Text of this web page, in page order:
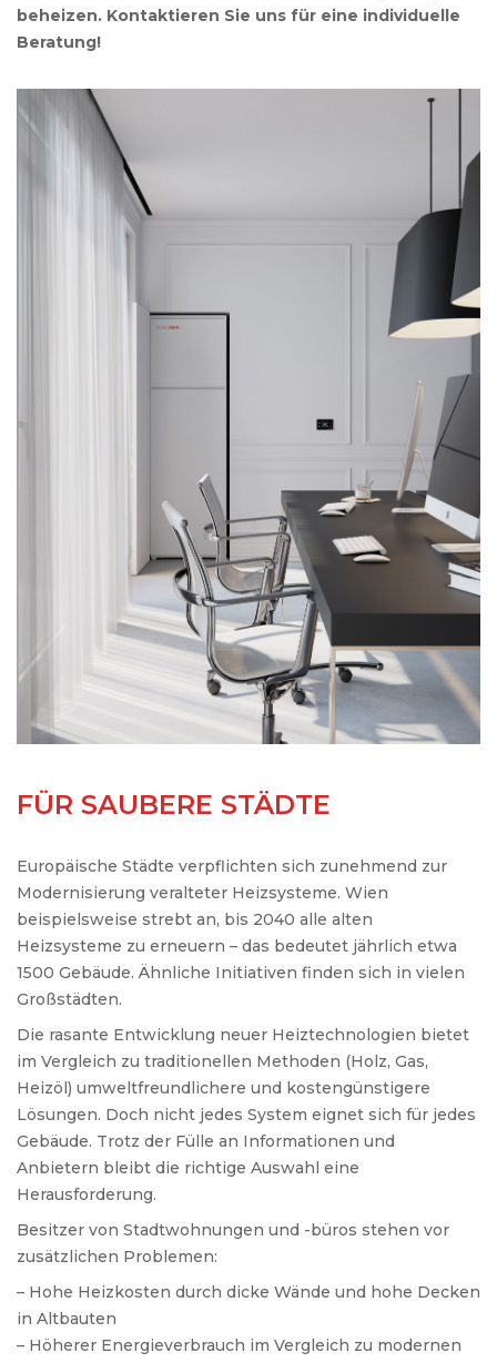
beheizen. Kontaktieren Sie uns für eine individuelle
Beratung!
FÜR SAUBERE STÄDTE
Europäische Städte verpflichten sich zunehmend zur
Modernisierung veralteter Heizsysteme. Wien
beispielsweise strebt an, bis 2040 alle alten
Heizsysteme zu erneuern – das bedeutet jährlich etwa
1500 Gebäude. Ähnliche Initiativen finden sich in vielen
Großstädten.
Die rasante Entwicklung neuer Heiztechnologien bietet
im Vergleich zu traditionellen Methoden (Holz, Gas,
Heizöl) umweltfreundlichere und kostengünstigere
Lösungen. Doch nicht jedes System eignet sich für jedes
Gebäude. Trotz der Fülle an Informationen und
Anbietern bleibt die richtige Auswahl eine
Herausforderung.
Besitzer von Stadtwohnungen und -büros stehen vor
zusätzlichen Problemen:
– Hohe Heizkosten durch dicke Wände und hohe Decken
in Altbauten
– Höherer Energieverbrauch im Vergleich zu modernen